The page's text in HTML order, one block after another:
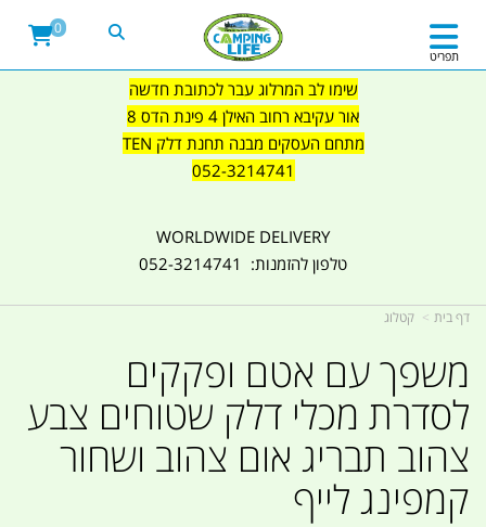
שימו לב המרלוג עבר לכתובת חדשה
אור עקיבא רחוב האילן 4 פינת הדס 8
מתחם העסקים מבנה תחנת דלק TEN
052-3214741
WORLDWIDE DELIVERY
טלפון להזמנות: 052-3214741
תפריט
0
דף בית קטלוג
משפך עם אטם ופקקים
לסדרת מכלי דלק שטוחים צבע
צהוב תבריג אום צהוב ושחור
קמפינג לייף